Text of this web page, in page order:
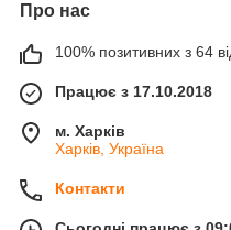
Про нас
100% позитивних з 64
Працює з 17.10.2018
м. Харків
Харків, Україна
Контакти